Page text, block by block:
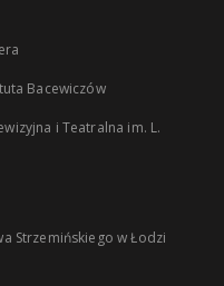
Bacewiczów
i Teatralna im. L.
Strzemińskiego w Łodzi